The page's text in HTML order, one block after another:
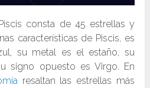
consta de 45 estrellas y
características de Piscis, es
su metal es el estaño, su
signo opuesto es Virgo. En
resaltan las estrellas más